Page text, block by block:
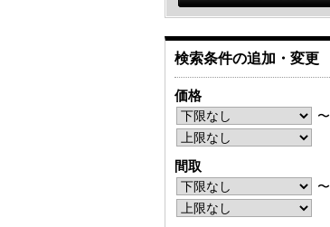
検索条件の追加・変更
価格
〜
間取
〜